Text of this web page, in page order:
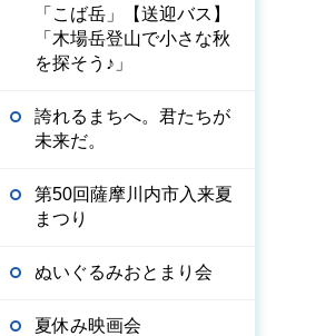
「こば岳」【送迎バス】
「木場岳登山で小さな秋
を探そう♪」
誇れるまちへ。君たちが
未来だ。
第50回薩摩川内市入来夏
まつり
ぬいぐるみおとまり会
夏休み映画会